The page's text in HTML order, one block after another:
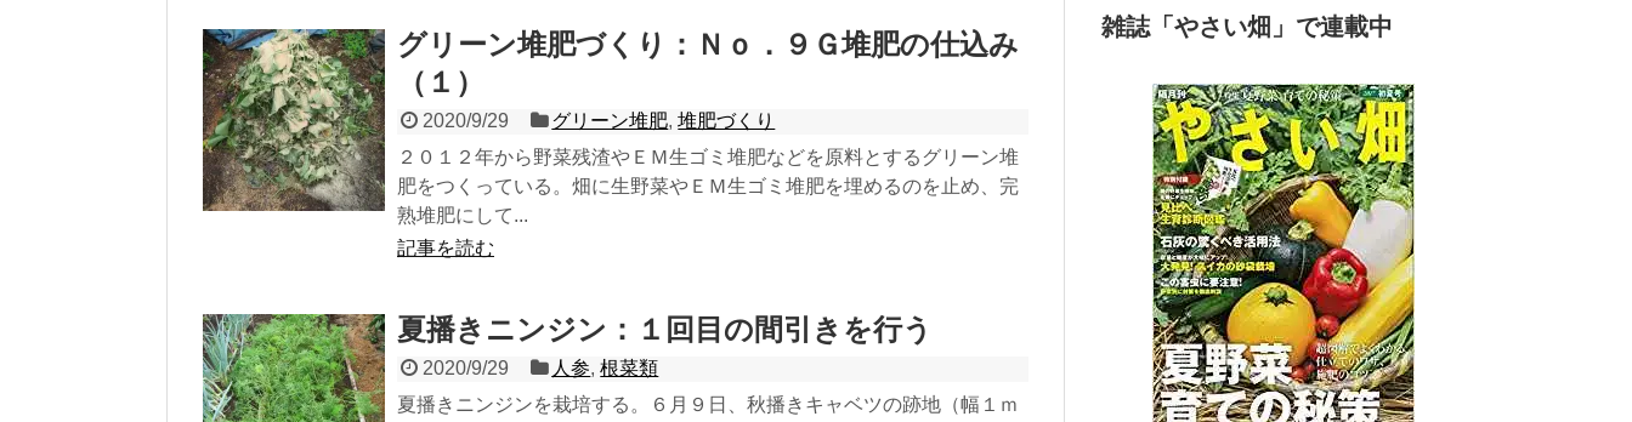
グリーン堆肥づくり：Ｎｏ．９Ｇ堆肥の仕込み
（１）
2020/9/29 グリーン堆肥,堆肥づくり
２０１２年から野菜残渣やＥＭ生ゴミ堆肥などを原料とするグリーン堆
肥をつくっている。畑に生野菜やＥＭ生ゴミ堆肥を埋めるのを止め、完
熟堆肥にして...
記事を読む
夏播きニンジン：１回目の間引きを行う
2020/9/29 人参,根菜類
夏播きニンジンを栽培する。６月９日、秋播きキャベツの跡地（幅１ｍ
雑誌「やさい畑」で連載中